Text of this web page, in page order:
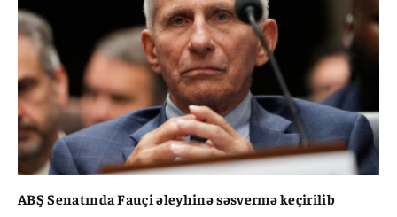
ABŞ Senatında Fauçi əleyhinə səsvermə keçirilib